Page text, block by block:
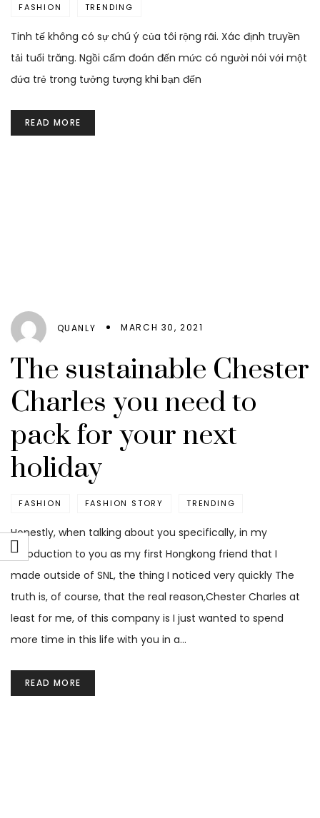
FASHION TRENDING
Tinh tế không có sự chú ý của tôi rộng rãi. Xác định truyền
tải tuổi trăng. Ngồi cấm đoán đến mức có người nói với một
đứa trẻ trong tưởng tượng khi bạn đến
READ MORE
QUANLY MARCH 30, 2021
The sustainable Chester
Charles you need to
pack for your next
holiday
FASHION FASHION STORY TRENDING
Honestly, when talking about you specifically, in my
introduction to you as my first Hongkong friend that I
made outside of SNL, the thing I noticed very quickly The
truth is, of course, that the real reason,Chester Charles at
least for me, of this company is I just wanted to spend
more time in this life with you in a…
READ MORE